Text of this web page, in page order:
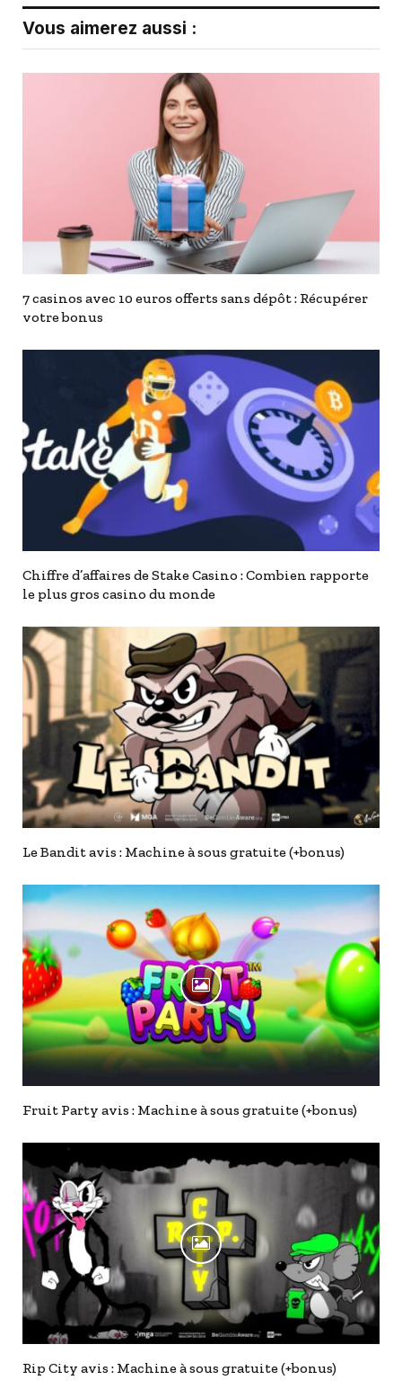
Vous aimerez aussi :
7 casinos avec 10 euros offerts sans dépôt : Récupérer
votre bonus
Chiffre d’affaires de Stake Casino : Combien rapporte
le plus gros casino du monde
Le Bandit avis : Machine à sous gratuite (+bonus)
Fruit Party avis : Machine à sous gratuite (+bonus)
Rip City avis : Machine à sous gratuite (+bonus)